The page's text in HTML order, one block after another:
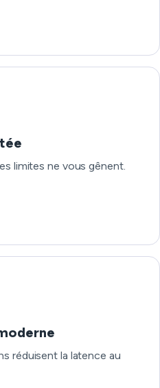
limites ne vous gênent.
réduisent la latence au